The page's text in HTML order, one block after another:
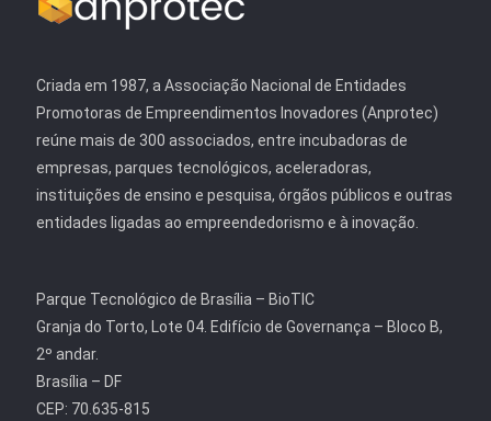
Criada em 1987, a Associação Nacional de Entidades
Promotoras de Empreendimentos Inovadores (Anprotec)
reúne mais de 300 associados, entre incubadoras de
empresas, parques tecnológicos, aceleradoras,
instituições de ensino e pesquisa, órgãos públicos e outras
entidades ligadas ao empreendedorismo e à inovação.
Parque Tecnológico de Brasília – BioTIC
Granja do Torto, Lote 04. Edifício de Governança – Bloco B,
2º andar.
Brasília – DF
CEP: 70.635-815